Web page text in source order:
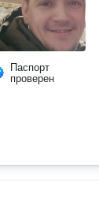
Паспорт
проверен